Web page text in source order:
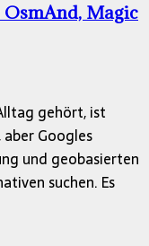
Magic
gehört, ist
Googles
und geobasierten
suchen. Es